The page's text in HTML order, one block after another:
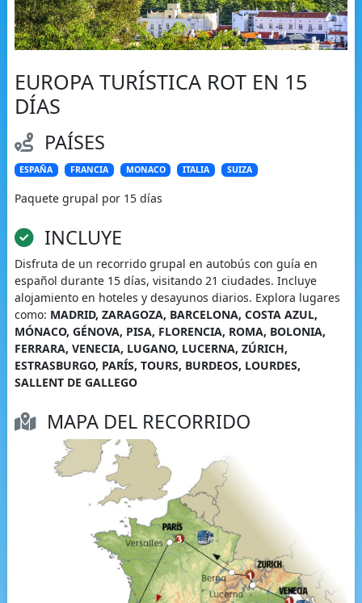
EUROPA TURÍSTICA ROT EN 15
DÍAS
PAÍSES
ESPAÑA FRANCIA MONACO ITALIA SUIZA
Paquete grupal por 15 días
INCLUYE
Disfruta de un recorrido grupal en autobús con guía en
español durante 15 días, visitando 21 ciudades. Incluye
alojamiento en hoteles y desayunos diarios. Explora lugares
como: MADRID, ZARAGOZA, BARCELONA, COSTA AZUL,
MÓNACO, GÉNOVA, PISA, FLORENCIA, ROMA, BOLONIA,
FERRARA, VENECIA, LUGANO, LUCERNA, ZÚRICH,
ESTRASBURGO, PARÍS, TOURS, BURDEOS, LOURDES,
SALLENT DE GALLEGO
MAPA DEL RECORRIDO